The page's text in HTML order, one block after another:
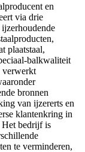
en
via drie
plaatstaal,
balkwaliteit
verwerkt
bronnen
van ijzererts en
klantenkring in
Het bedrijf is
te verminderen,